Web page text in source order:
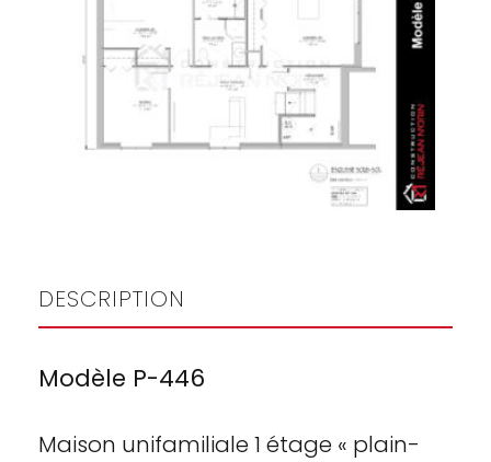
DESCRIPTION
Modèle P-446
Maison unifamiliale 1 étage « plain-